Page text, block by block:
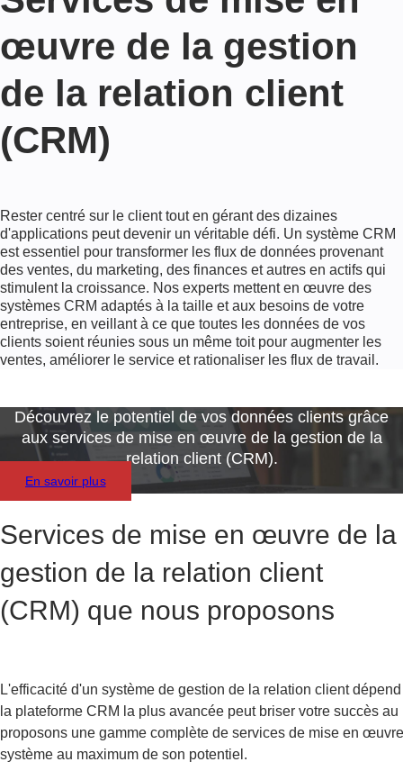
œuvre de la gestion
de la relation client
(CRM)
Rester centré sur le client tout en gérant des dizaines
d'applications peut devenir un véritable défi. Un système CRM
est essentiel pour transformer les flux de données provenant
des ventes, du marketing, des finances et autres en actifs qui
stimulent la croissance. Nos experts mettent en œuvre des
systèmes CRM adaptés à la taille et aux besoins de votre
entreprise, en veillant à ce que toutes les données de vos
clients soient réunies sous un même toit pour augmenter les
ventes, améliorer le service et rationaliser les flux de travail.
Découvrez le potentiel de vos données clients grâce
aux services de mise en œuvre de la gestion de la
relation client (CRM).
En savoir plus
Services de mise en œuvre de la
gestion de la relation client
(CRM) que nous proposons
L'efficacité d'un système de gestion de la relation client
la plateforme CRM la plus avancée peut briser votre succès
proposons une gamme complète de services de mise en
système au maximum de son potentiel.